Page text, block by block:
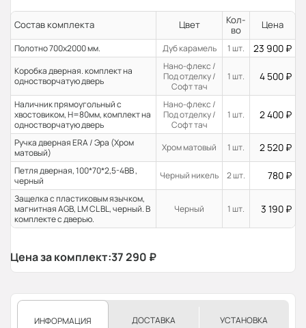
Состав комплекта Цвет
Кол-
во
Цена
Полотно 700x2000 мм. Дуб карамель 1 шт. 23 900 ₽
Коробка дверная. комплект на
одностворчатую дверь
Нано-флекс /
Под отделку /
Софт тач
1 шт. 4 500 ₽
Наличник прямоугольный с
хвостовиком, H=80мм, комплект на
одностворчатую дверь
Нано-флекс /
Под отделку /
Софт тач
1 шт. 2 400 ₽
Ручка дверная ERA / Эра (Хром
матовый)
Хром матовый 1 шт. 2 520 ₽
Петля дверная, 100*70*2,5-4ВВ ,
черный
Черный никель 2 шт. 780 ₽
Защелка с пластиковым язычком,
магнитная AGB, LM CL BL, черный. В
комплекте с дверью.
Черный 1 шт. 3 190 ₽
Цена за комплект:37 290 ₽
ИНФОРМАЦИЯ ДОСТАВКА УСТАНОВКА